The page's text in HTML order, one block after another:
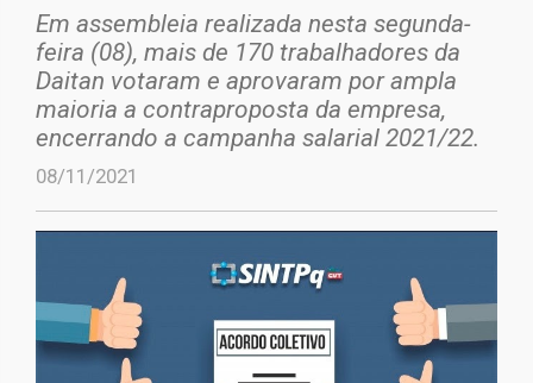
Em assembleia realizada nesta segunda-
feira (08), mais de 170 trabalhadores da
Daitan votaram e aprovaram por ampla
maioria a contraproposta da empresa,
encerrando a campanha salarial 2021/22.
08/11/2021